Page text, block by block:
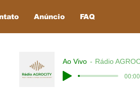
Anúncio FAQ
Ao Vivo Rádio